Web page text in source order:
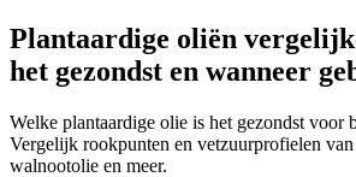
Plantaardige oliën
het gezondst en wanneer
Welke plantaardige olie is het gezondst voor
Vergelijk rookpunten en vetzuurprofielen
walnootolie en meer.